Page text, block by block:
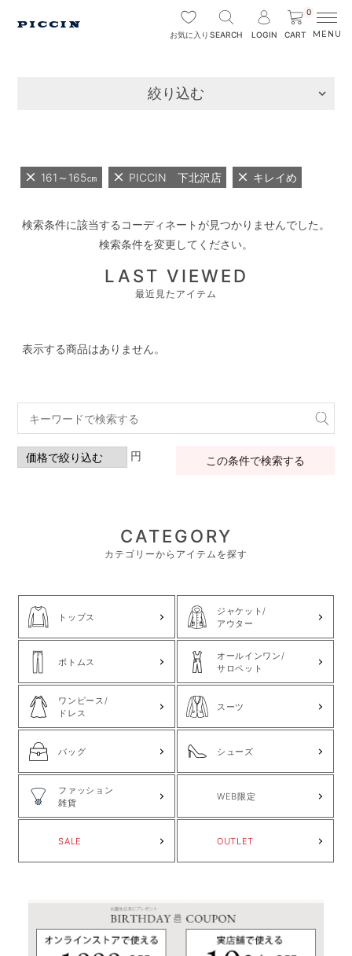
お気に入り SEARCH LOGIN
0
CART
絞り込む
161～165㎝ PICCIN 下北沢店 キレイめ
検索条件に該当するコーディネートが見つかりませんでした。
検索条件を変更してください。
LAST VIEWED
最近見たアイテム
表示する商品はありません。
円 この条件で検索する
CATEGORY
カテゴリーからアイテムを探す
トップス
ジャケット/
アウター
ボトムス
オールインワン/
サロペット
ワンピース/
ドレス
スーツ
バッグ シューズ
ファッション
雑貨
WEB限定
SALE OUTLET